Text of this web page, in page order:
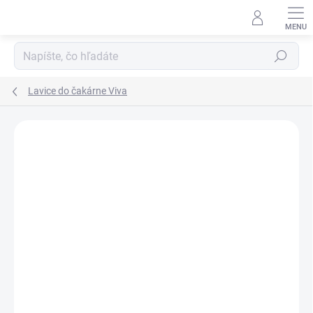
Hľadať
Lavice do čakárne Viva